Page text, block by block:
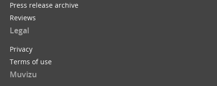
Press release archive
Reviews
Legal
Privacy
Terms of use
Muvizu